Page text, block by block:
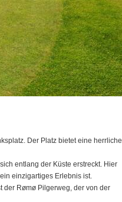
Der Platz bietet eine herrliche
entlang der Küste erstreckt. Hier
einzigartiges Erlebnis ist.
der Rømø Pilgerweg, der von der